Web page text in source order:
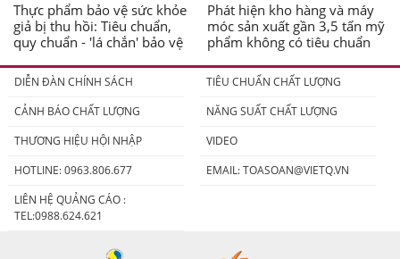
Thực phẩm bảo vệ sức khỏe
giả bị thu hồi: Tiêu chuẩn,
quy chuẩn - 'lá chắn' bảo vệ
Phát hiện kho hàng và máy
móc sản xuất gần 3,5 tấn mỹ
phẩm không có tiêu chuẩn
DIỄN ĐÀN CHÍNH SÁCH
TIÊU CHUẨN CHẤT LƯỢNG
CẢNH BÁO CHẤT LƯỢNG
NĂNG SUẤT CHẤT LƯỢNG
THƯƠNG HIỆU HỘI NHẬP
VIDEO
HOTLINE: 0963.806.677
EMAIL:TOASOAN@VIETQ.VN
LIÊN HỆ QUẢNG CÁO :
TEL:0988.624.621